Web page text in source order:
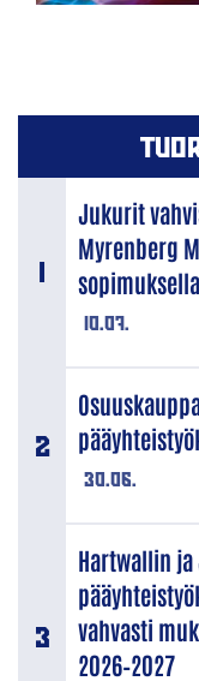
10.07.
Jukurit
Myrenberg
sopimuksella
30.06.
Hartwallin
vahvasti
2026–2027